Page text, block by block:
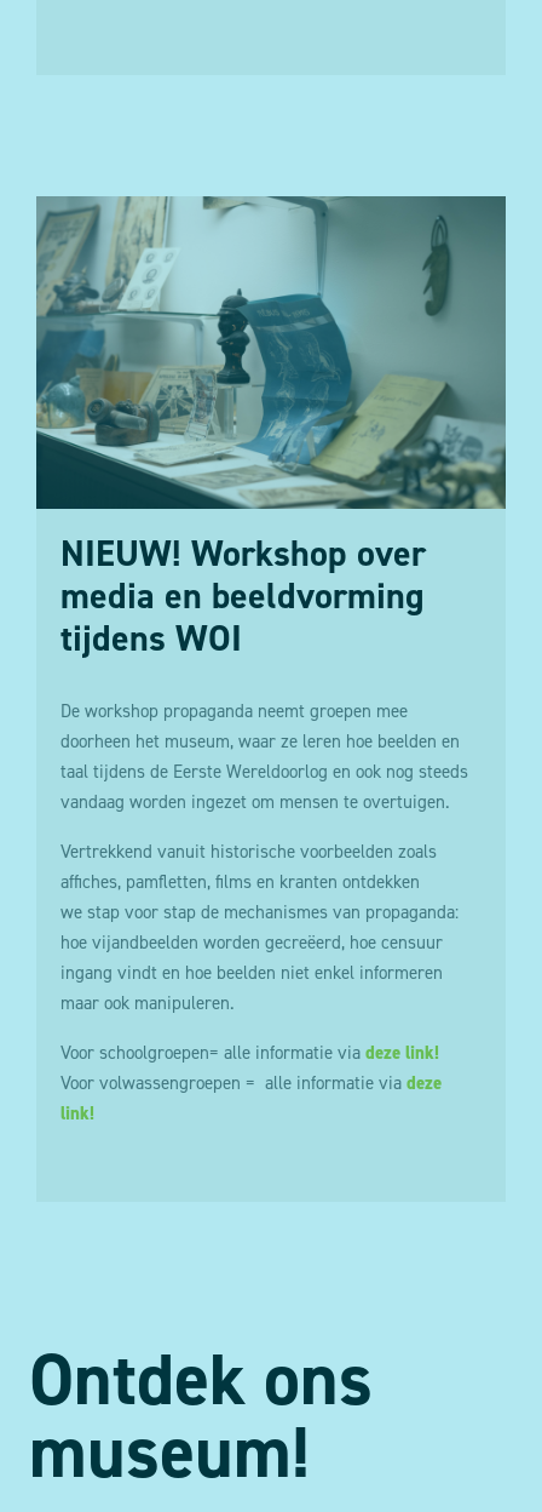
NIEUW! Workshop over
media en beeldvorming
tijdens WOI
De workshop propaganda neemt groepen mee
doorheen het museum, waar ze leren hoe beelden en
taal tijdens de Eerste Wereldoorlog en ook nog steeds
vandaag worden ingezet om mensen te overtuigen.
Vertrekkend vanuit historische voorbeelden zoals
affiches, pamfletten, films en kranten ontdekken
we stap voor stap de mechanismes van propaganda:
hoe vijandbeelden worden gecreëerd, hoe censuur
ingang vindt en hoe beelden niet enkel informeren
maar ook manipuleren.
Voor schoolgroepen= alle informatie via deze link!
Voor volwassengroepen = alle informatie via deze
link!
Ontdek ons
museum!